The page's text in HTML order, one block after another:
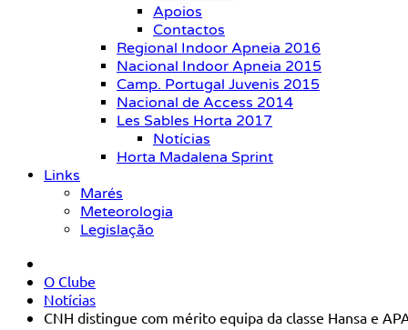
Apoios
Contactos
Regional Indoor Apneia 2016
Nacional Indoor Apneia 2015
Camp. Portugal Juvenis 2015
Nacional de Access 2014
Les Sables Horta 2017
Notícias
Horta Madalena Sprint
Links
Marés
Meteorologia
Legislação
O Clube
Notícias
CNH distingue com mérito equipa da classe Hansa e